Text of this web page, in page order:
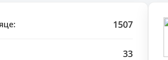
1507
33